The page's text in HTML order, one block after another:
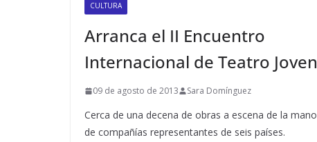
CULTURA
Arranca el II Encuentro
Internacional de Teatro Joven
09 de agosto de 2013 Sara Domínguez
Cerca de una decena de obras a escena de la mano
de compañías representantes de seis países.